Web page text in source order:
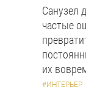
Санузел
частые
их
#ИНТЕРЬЕР